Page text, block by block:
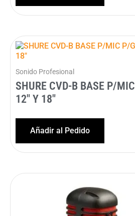
Sonido Profesional
SHURE CVD-B BASE P/
12″ Y 18″
Añadir al Pedido